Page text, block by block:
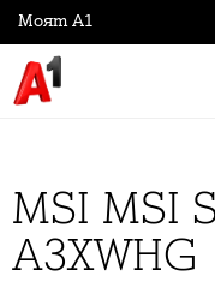
Моят А1
MSI MSI
A3XWHG